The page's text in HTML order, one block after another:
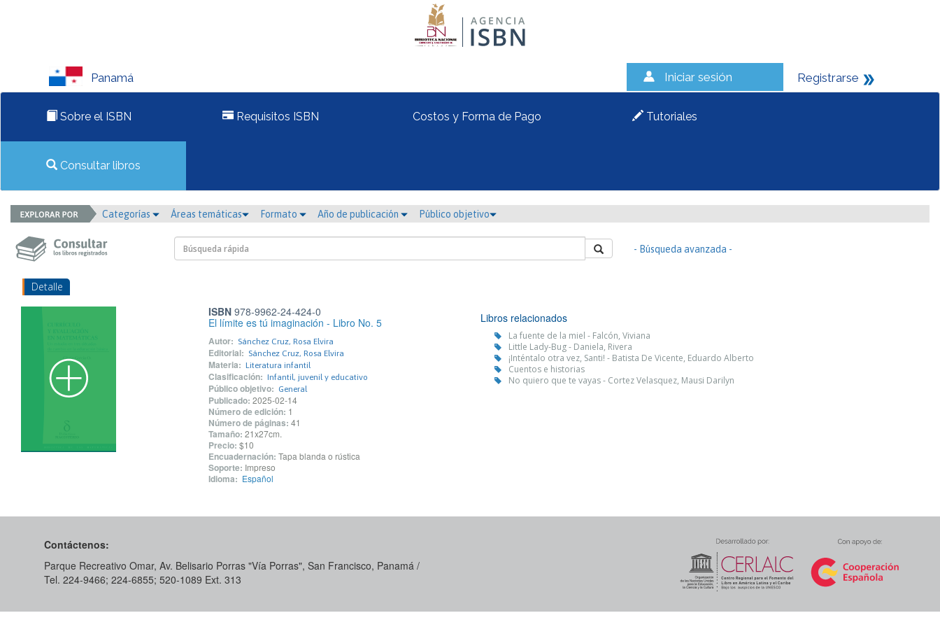
Panamá Iniciar sesión Registrarse
Sobre el ISBN Requisitos ISBN Costos y Forma de Pago Tutoriales
Consultar libros
Categorías Áreas temáticas Formato Año de publicación Público objetivo
- Búsqueda avanzada -
Detalle
ISBN978-9962-24-424-0
El límite es tú imaginación - Libro No. 5
Autor: Sánchez Cruz, Rosa Elvira
Editorial: Sánchez Cruz, Rosa Elvira
Materia: Literatura infantil
Clasificación: Infantil, juvenil y educativo
Público objetivo: General
Publicado: 2025-02-14
Número de edición: 1
Número de páginas: 41
Tamaño: 21x27cm.
Precio: $10
Encuadernación: Tapa blanda o rústica
Soporte: Impreso
Idioma: Español
Libros relacionados
La fuente de la miel - Falcón, Viviana
Little Lady-Bug - Daniela, Rivera
¡Inténtalo otra vez, Santi! - Batista De Vicente, Eduardo Alberto
Cuentos e historias
No quiero que te vayas - Cortez Velasquez, Mausi Darilyn
Contáctenos:
Parque Recreativo Omar, Av. Belisario Porras "Vía Porras", San Francisco, Panamá /
Tel. 224-9466; 224-6855; 520-1089​ Ext. 313